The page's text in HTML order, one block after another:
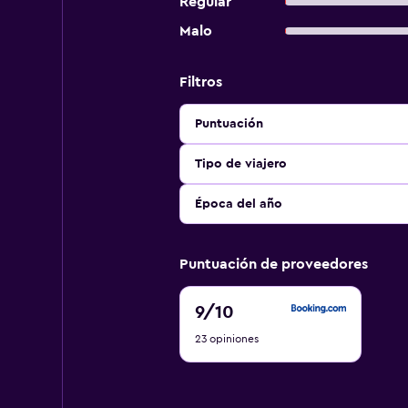
Malo
Filtros
Puntuación
Tipo de viajero
Época del año
Puntuación de proveedores
9/10
9
10
23 opiniones